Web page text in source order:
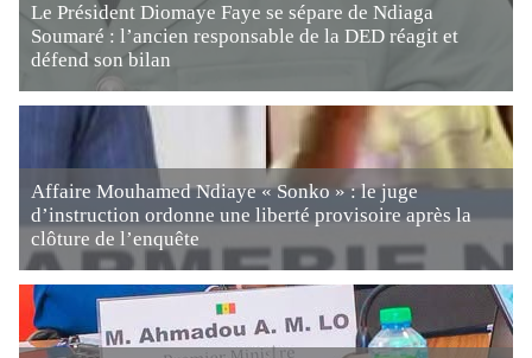
Le Président Diomaye Faye se sépare de Ndiaga
Soumaré : l’ancien responsable de la DED réagit et
défend son bilan
Affaire Mouhamed Ndiaye « Sonko » : le juge
d’instruction ordonne une liberté provisoire après la
clôture de l’enquête